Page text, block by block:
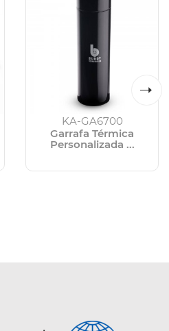
KA-GA6700
Garrafa Térmica
Personalizada ...